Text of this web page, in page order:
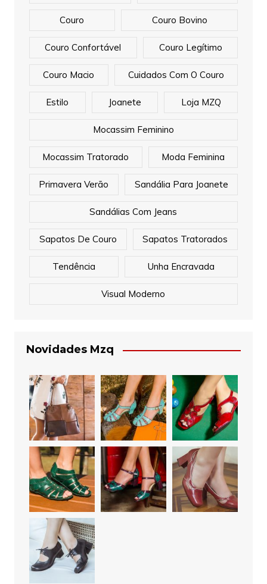
Couro Couro Bovino
Couro Confortável Couro Legítimo
Couro Macio Cuidados Com O Couro
Estilo Joanete Loja MZQ
Mocassim Feminino
Mocassim Tratorado Moda Feminina
Primavera Verão Sandália Para Joanete
Sandálias Com Jeans
Sapatos De Couro Sapatos Tratorados
Tendência Unha Encravada
Visual Moderno
Novidades Mzq